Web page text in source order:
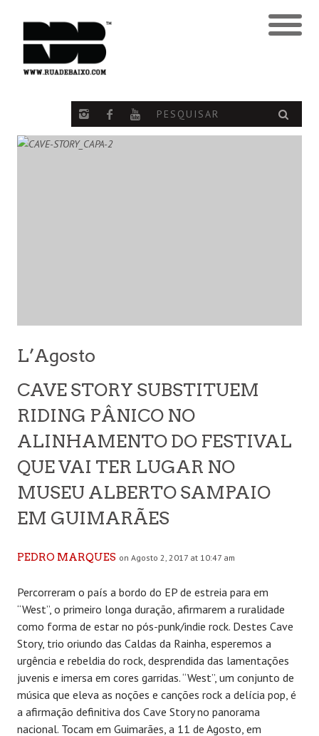
L’Agosto
CAVE STORY SUBSTITUEM
RIDING PÂNICO NO
ALINHAMENTO DO FESTIVAL
QUE VAI TER LUGAR NO
MUSEU ALBERTO SAMPAIO
EM GUIMARÃES
PEDRO MARQUES on Agosto 2, 2017 at 10:47 am
Percorreram o país a bordo do EP de estreia para em
“West”, o primeiro longa duração, afirmarem a ruralidade
como forma de estar no pós-punk/indie rock. Destes Cave
Story, trio oriundo das Caldas da Rainha, esperemos a
urgência e rebeldia do rock, desprendida das lamentações
juvenis e imersa em cores garridas. “West”, um conjunto de
música que eleva as noções e canções rock a delícia pop, é
a afirmação definitiva dos Cave Story no panorama
nacional. Tocam em Guimarães, a 11 de Agosto, em